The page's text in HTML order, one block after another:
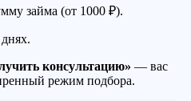
займа (от 1000 ₽).
консультацию» — вас
режим подбора.